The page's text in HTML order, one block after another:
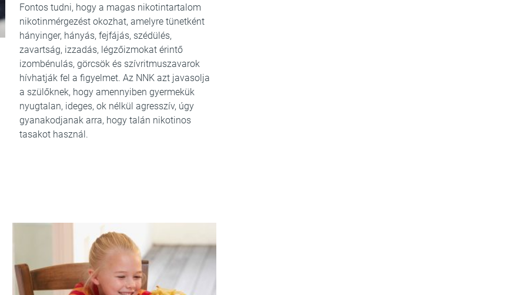
Fontos tudni, hogy a magas nikotintartalom
nikotinmérgezést okozhat, amelyre tünetként
hányinger, hányás, fejfájás, szédülés,
zavartság, izzadás, légzőizmokat érintő
izombénulás, görcsök és szívritmuszavarok
hívhatják fel a figyelmet. Az NNK azt javasolja
a szülőknek, hogy amennyiben gyermekük
nyugtalan, ideges, ok nélkül agresszív, úgy
gyanakodjanak arra, hogy talán nikotinos
tasakot használ.